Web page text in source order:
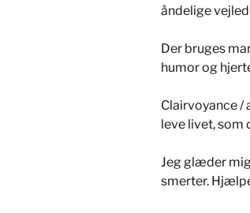
åndelige
Der bruges
humor og
Clairvoyance /
leve livet, som
Jeg glæder
smerter.